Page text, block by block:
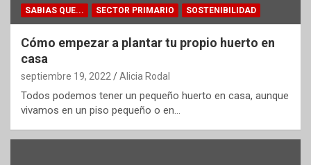
SABIAS QUE... SECTOR PRIMARIO SOSTENIBILIDAD
Cómo empezar a plantar tu propio huerto en
casa
septiembre 19, 2022 Alicia Rodal
Todos podemos tener un pequeño huerto en casa, aunque
vivamos en un piso pequeño o en…